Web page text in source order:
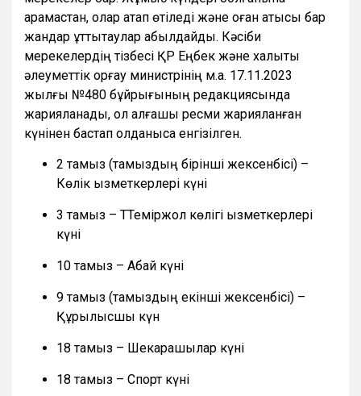
қарамастан, олар атап өтіледі және оған қатысы бар
жандар құттықтаулар қабылдайды. Кәсіби
мерекелердің тізбесі ҚР Еңбек және халықты
әлеуметтік қорғау министрінің м.а. 17.11.2023
жылғы №480 бұйрығының редакциясында
жарияланады, ол алғашқы ресми жарияланған
күнінен бастап қолданысқа енгізілген.
2 тамыз (тамыздың бірінші жексенбісі) –
Көлік қызметкерлері күні
3 тамыз – ТТеміржол көлігі қызметкерлері
күні
10 тамыз – Абай күні
9 тамыз (тамыздың екінші жексенбісі) –
Құрылысшы күн
18 тамыз – Шекарашылар күні
18 тамыз – Спорт күні